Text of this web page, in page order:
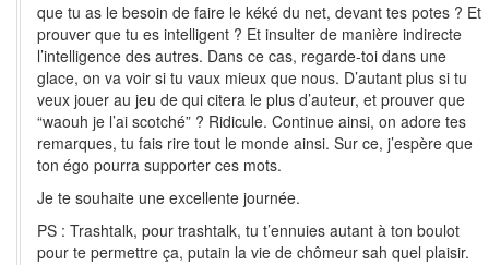
que tu as le besoin de faire le kéké du net, devant tes potes ? Et
prouver que tu es intelligent ? Et insulter de manière indirecte
l’intelligence des autres. Dans ce cas, regarde-toi dans une
glace, on va voir si tu vaux mieux que nous. D’autant plus si tu
veux jouer au jeu de qui citera le plus d’auteur, et prouver que
“waouh je l’ai scotché” ? Ridicule. Continue ainsi, on adore tes
remarques, tu fais rire tout le monde ainsi. Sur ce, j’espère que
ton égo pourra supporter ces mots.
Je te souhaite une excellente journée.
PS : Trashtalk, pour trashtalk, tu t’ennuies autant à ton boulot
pour te permettre ça, putain la vie de chômeur sah quel plaisir.